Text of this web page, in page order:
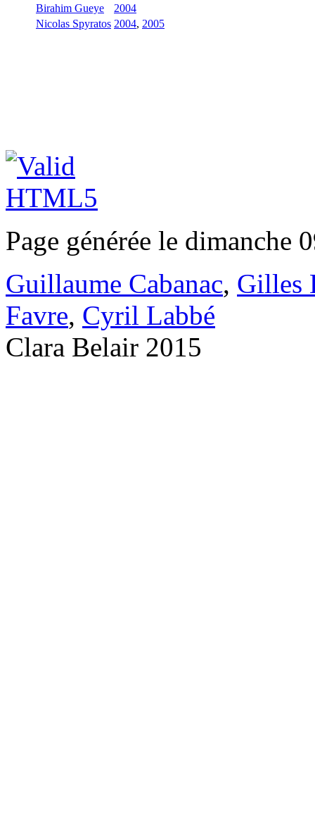
Birahim Gueye
2004
Nicolas Spyratos 2004, 2005
Page générée le dimanche
Guillaume Cabanac, Gilles
Favre, Cyril Labbé
Clara Belair 2015